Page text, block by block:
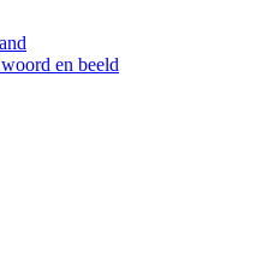
en beeld